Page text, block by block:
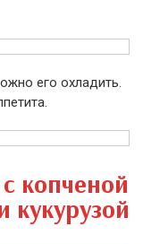
его охладить.
копченой
кукурузой